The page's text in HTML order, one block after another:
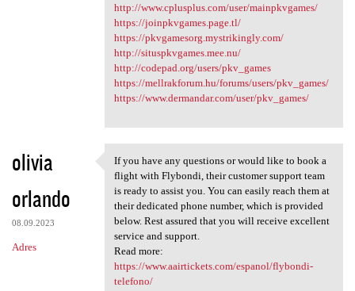
http://www.cplusplus.com/user/mainpkvgames/
https://joinpkvgames.page.tl/
https://pkvgamesorg.mystrikingly.com/
http://situspkvgames.mee.nu/
http://codepad.org/users/pkv_games
https://mellrakforum.hu/forums/users/pkv_games/
https://www.dermandar.com/user/pkv_games/
olivia
orlando
08.09.2023
Adres
If you have any questions or
If you have any questions or would like to book a
flight with Flybondi, their customer support team
is ready to assist you. You can easily reach them at
their dedicated phone number, which is provided
below. Rest assured that you will receive excellent
service and support.
Read more:
https://www.aairtickets.com/espanol/flybondi-
telefono/